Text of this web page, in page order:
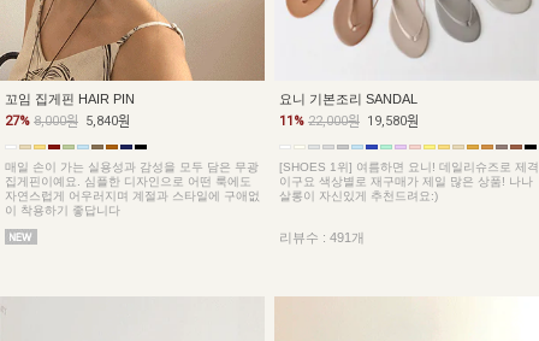
꼬임 집게핀 HAIR PIN
27% 8,000원 5,840원
매일 손이 가는 실용성과 감성을 모두 담은 무광
집게핀이예요. 심플한 디자인으로 어떤 룩에도
자연스럽게 어우러지며 계절과 스타일에 구애없
이 착용하기 좋답니다
요니 기본조리 SANDAL
11% 22,000원 19,580원
[SHOES 1위] 여름하면 요니! 데일리슈즈로 제격
이구요 색상별로 재구매가 제일 많은 상품! 나나
살롱이 자신있게 추천드려요:)
리뷰수 : 491개